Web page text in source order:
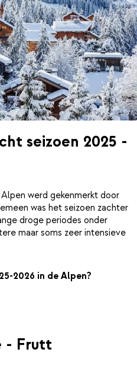
seizoen 2025 -
werd gekenmerkt door
was het seizoen zachter
droge periodes onder
maar soms zeer intensieve
2026 in de Alpen?
- Frutt